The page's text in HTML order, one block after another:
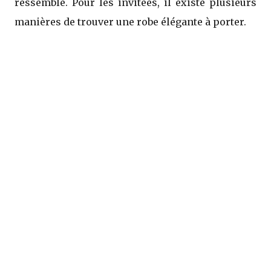
ressemble. Pour les invitées, il existe plusieurs
manières de trouver une robe élégante à porter.